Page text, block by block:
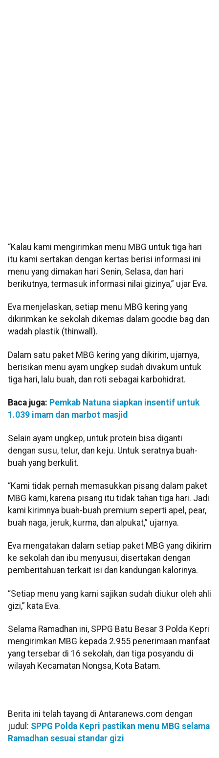
“Kalau kami mengirimkan menu MBG untuk tiga hari
itu kami sertakan dengan kertas berisi informasi ini
menu yang dimakan hari Senin, Selasa, dan hari
berikutnya, termasuk informasi nilai gizinya,” ujar Eva.
Eva menjelaskan, setiap menu MBG kering yang
dikirimkan ke sekolah dikemas dalam goodie bag dan
wadah plastik (thinwall).
Dalam satu paket MBG kering yang dikirim, ujarnya,
berisikan menu ayam ungkep sudah divakum untuk
tiga hari, lalu buah, dan roti sebagai karbohidrat.
Baca juga: Pemkab Natuna siapkan insentif untuk
1.039 imam dan marbot masjid
Selain ayam ungkep, untuk protein bisa diganti
dengan susu, telur, dan keju. Untuk seratnya buah-
buah yang berkulit.
“Kami tidak pernah memasukkan pisang dalam paket
MBG kami, karena pisang itu tidak tahan tiga hari. Jadi
kami kirimnya buah-buah premium seperti apel, pear,
buah naga, jeruk, kurma, dan alpukat,” ujarnya.
Eva mengatakan dalam setiap paket MBG yang dikirim
ke sekolah dan ibu menyusui, disertakan dengan
pemberitahuan terkait isi dan kandungan kalorinya.
“Setiap menu yang kami sajikan sudah diukur oleh ahli
gizi,” kata Eva.
Selama Ramadhan ini, SPPG Batu Besar 3 Polda Kepri
mengirimkan MBG kepada 2.955 penerimaan manfaat
yang tersebar di 16 sekolah, dan tiga posyandu di
wilayah Kecamatan Nongsa, Kota Batam.
Berita ini telah tayang di Antaranews.com dengan
judul: SPPG Polda Kepri pastikan menu MBG selama
Ramadhan sesuai standar gizi